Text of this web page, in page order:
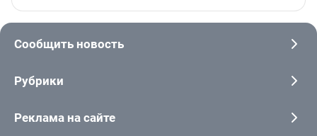
Сообщить новость
Рубрики
Реклама на сайте